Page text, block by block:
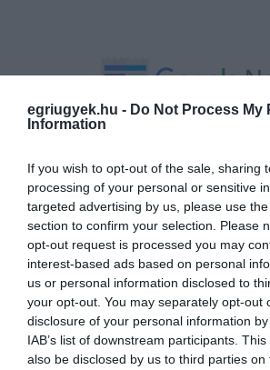
egriugyek.hu - Do Not Process My
Information
If you wish to opt-out of the sale, sharing
processing of your personal or sensitive
targeted advertising by us, please use
section to confirm your selection. Please
opt-out request is processed you may
interest-based ads based on personal
us or personal information disclosed to
your opt-out. You may separately opt-out
disclosure of your personal information
IAB’s list of downstream participants.
also be disclosed by us to third parties on
Ne maradjon le a legfrissebb
VISSZA A FŐOLDALRA